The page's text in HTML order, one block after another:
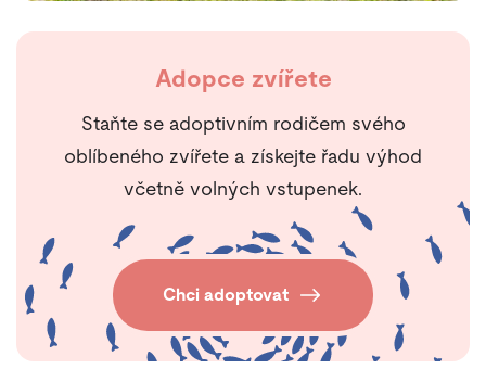
Adopce zvířete
Staňte se adoptivním rodičem svého
oblíbeného zvířete a získejte řadu výhod
včetně volných vstupenek.
Chci adoptovat